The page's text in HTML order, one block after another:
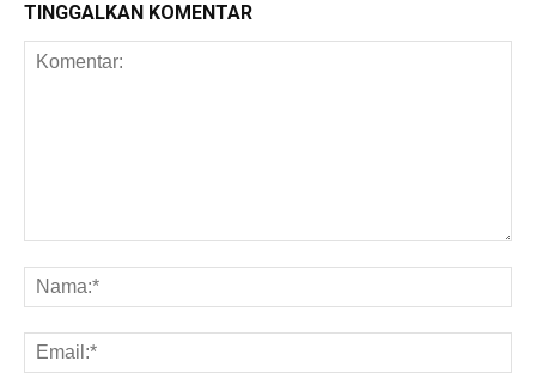
TINGGALKAN KOMENTAR